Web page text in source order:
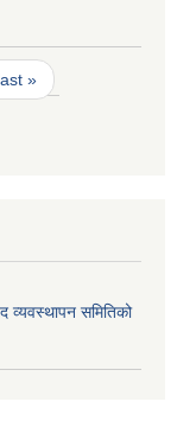
»
व्यवस्थापन समितिको